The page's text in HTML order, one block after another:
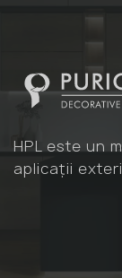
HPL este un
aplicații